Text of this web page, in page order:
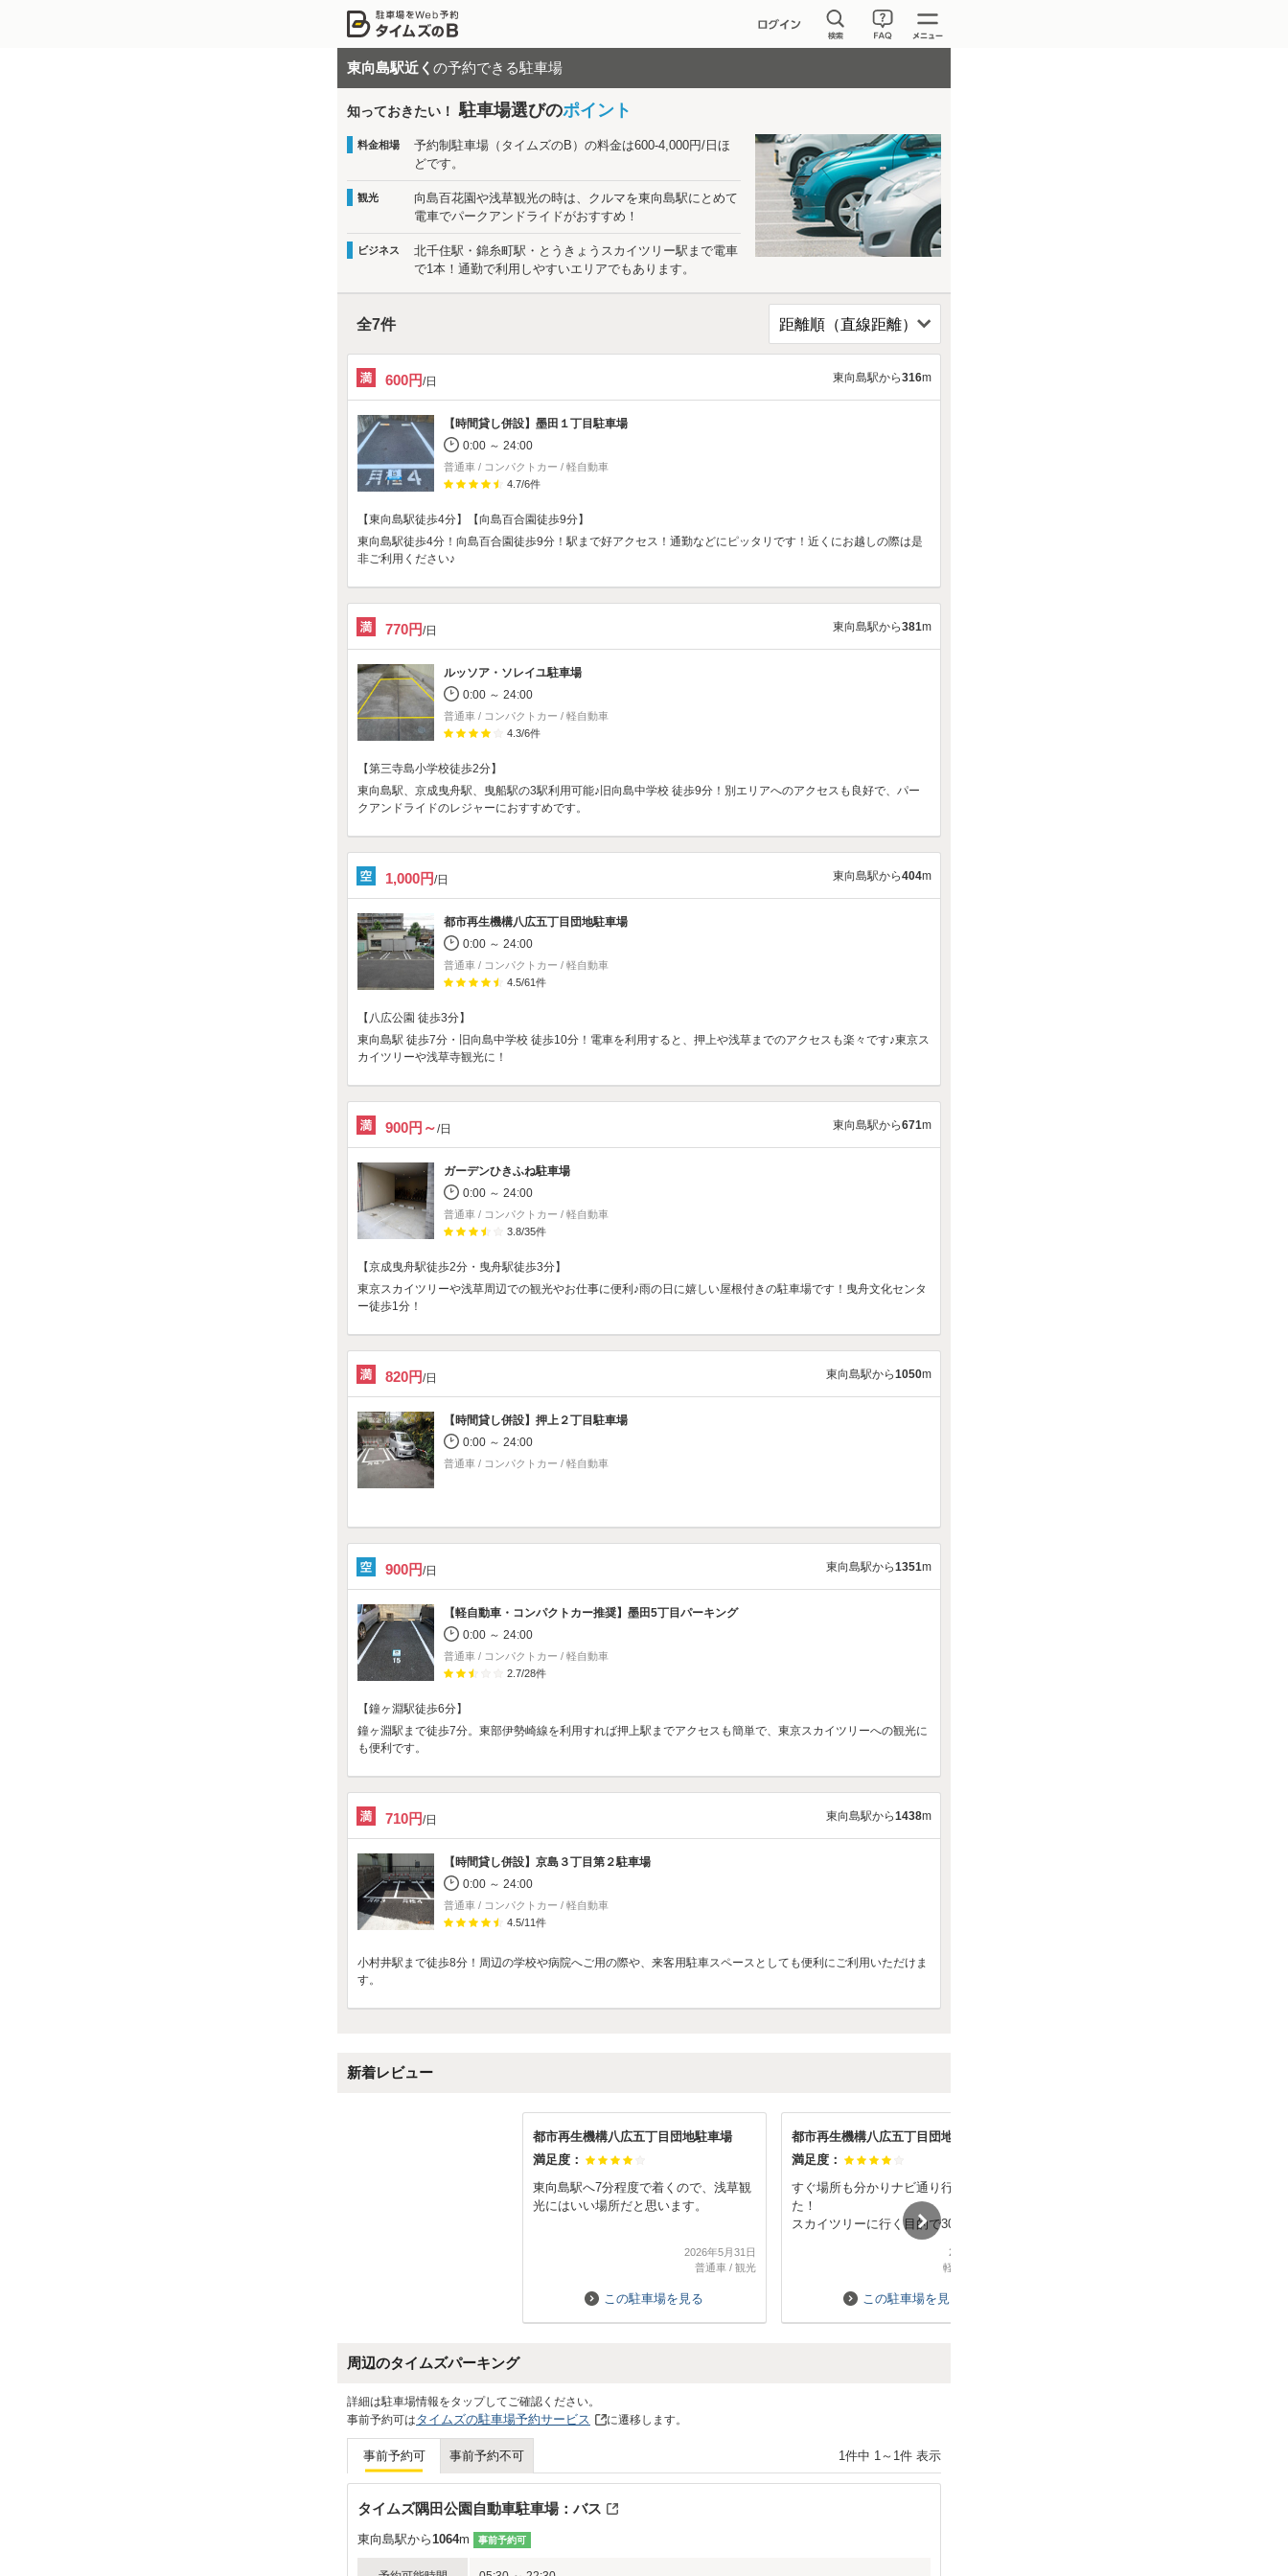
東向島駅近く の予約できる駐車場
知っておきたい！ 駐車場選びのポイント
料金相場
予約制駐車場（タイムズのB）の料金は600-4,000円/日ほ
どです。
観光
向島百花園や浅草観光の時は、クルマを東向島駅にとめて
電車でパークアンドライドがおすすめ！
ビジネス
北千住駅・錦糸町駅・とうきょうスカイツリー駅まで電車
で1本！通勤で利用しやすいエリアでもあります。
全7件
600円/日 東向島駅から316m
【時間貸し併設】 墨田１丁目駐車場
0:00 ～ 24:00
普通車 / コンパクトカー / 軽自動車
4.7/6件
【東向島駅徒歩4分】【向島百合園徒歩9分】
東向島駅徒歩4分！向島百合園徒歩9分！駅まで好アクセス！通勤などにピッタリです！近くにお越しの際は是
非ご利用ください♪
770円/日 東向島駅から381m
ルッソア・ソレイユ駐車場
0:00 ～ 24:00
普通車 / コンパクトカー / 軽自動車
4.3/6件
【第三寺島小学校徒歩2分】
東向島駅、京成曳舟駅、曳船駅の3駅利用可能♪旧向島中学校 徒歩9分！別エリアへのアクセスも良好で、パー
クアンドライドのレジャーにおすすめです。
1,000円/日 東向島駅から404m
都市再生機構八広五丁目団地駐車場
0:00 ～ 24:00
普通車 / コンパクトカー / 軽自動車
4.5/61件
【八広公園 徒歩3分】
東向島駅 徒歩7分・旧向島中学校 徒歩10分！電車を利用すると、押上や浅草までのアクセスも楽々です♪東京ス
カイツリーや浅草寺観光に！
900円～/日 東向島駅から671m
ガーデンひきふね駐車場
0:00 ～ 24:00
普通車 / コンパクトカー / 軽自動車
3.8/35件
【京成曳舟駅徒歩2分・曳舟駅徒歩3分】
東京スカイツリーや浅草周辺での観光やお仕事に便利♪雨の日に嬉しい屋根付きの駐車場です！曳舟文化センタ
ー徒歩1分！
820円/日 東向島駅から1050m
【時間貸し併設】 押上２丁目駐車場
0:00 ～ 24:00
普通車 / コンパクトカー / 軽自動車
900円/日 東向島駅から1351m
【軽自動車・コンパクトカー推奨】 墨田5丁目パーキング
0:00 ～ 24:00
普通車 / コンパクトカー / 軽自動車
2.7/28件
【鐘ヶ淵駅徒歩6分】
鐘ヶ淵駅まで徒歩7分。東部伊勢崎線を利用すれば押上駅までアクセスも簡単で、東京スカイツリーへの観光に
も便利です。
710円/日 東向島駅から1438m
【時間貸し併設】 京島３丁目第２駐車場
0:00 ～ 24:00
普通車 / コンパクトカー / 軽自動車
4.5/11件
小村井駅まで徒歩8分！周辺の学校や病院へご用の際や、来客用駐車スペースとしても便利にご利用いただけま
す。
新着レビュー
都市再生機構八広五丁目団地駐車場
満足度：
東向島駅へ7分程度で着くので、浅草観
光にはいい場所だと思います。
2026年5月31日
普通車/ 観光
この駐車場を見る
都市再生機構八広五丁目団地駐車場
満足度：
すぐ場所も分かりナビ通り行けまし
た！
スカイツリーに行く目的で30分歩きま
したが道はほぼ真っ直ぐだしスカイツ
リーに停めて時間気にするよりいいと
また利用させていただきたいです！
2026年5月8日
軽自動車
この駐車場を見る
周辺のタイムズパーキング
詳細は駐車場情報をタップしてご確認ください。
事前予約可はタイムズの駐車場予約サービス に遷移します。
事前予約可 事前予約不可 1件中 1 ～ 1件 表示
タイムズ隅田公園自動車駐車場：バス
東向島駅から1064m 事前予約可